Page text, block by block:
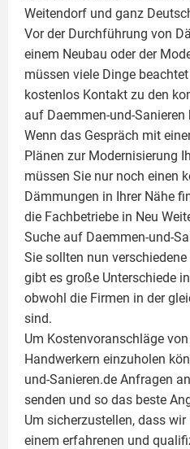
Weitendorf und ganz
Vor der Durchführung von
einem Neubau oder der
müssen viele Dinge
kostenlos Kontakt zu den
auf Daemmen-und-Sanieren
Wenn das Gespräch mit
Plänen zur Modernisierung
müssen Sie nur noch einen
Dämmungen in Ihrer Nähe
die Fachbetriebe in Neu
Suche auf Daemmen-und-
Sie sollten nun
gibt es große Unterschiede
obwohl die Firmen in der
sind.
Um Kostenvoranschläge
Handwerkern einzuholen
und-Sanieren.de Anfragen
senden und so das beste
Um sicherzustellen, dass
einem erfahrenen und